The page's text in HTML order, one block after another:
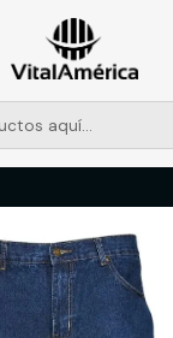
RETIROS EN
5956 2237
Leer más
TECNICA
JEANS